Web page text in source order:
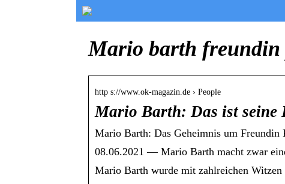
Mario barth freundin
http s://www.ok-magazin.de › People
Mario Barth: Das ist
Mario Barth: Das Geheimnis um Freundin
08.06.2021 — Mario Barth macht zwar
Mario Barth wurde mit zahlreichen